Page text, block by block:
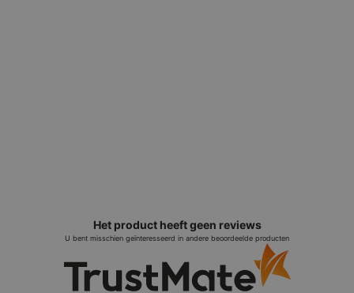
Het product heeft geen reviews
U bent misschien geïnteresseerd in andere beoordeelde producten